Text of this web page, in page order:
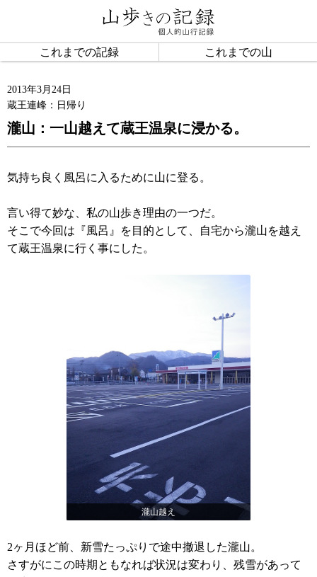
これまでの記録 これまでの山
2013年3月24日
蔵王連峰：日帰り
瀧山：一山越えて蔵王温泉に浸かる。
気持ち良く風呂に入るために山に登る。
言い得て妙な、私の山歩き理由の一つだ。
そこで今回は『風呂』を目的として、自宅から瀧山を越え
て蔵王温泉に行く事にした。
瀧山越え
2ヶ月ほど前、新雪たっぷりで途中撤退した瀧山。
さすがにこの時期ともなれば状況は変わり、残雪があって